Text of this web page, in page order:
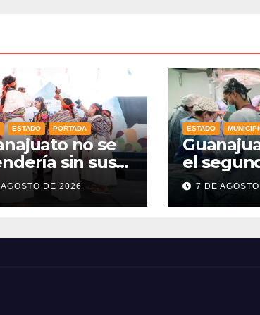
ESTADO PORTADA
no se
sin sus
Indígenas”:
Dennise
DE 2026
ESTADO
el
nacional
7 DE